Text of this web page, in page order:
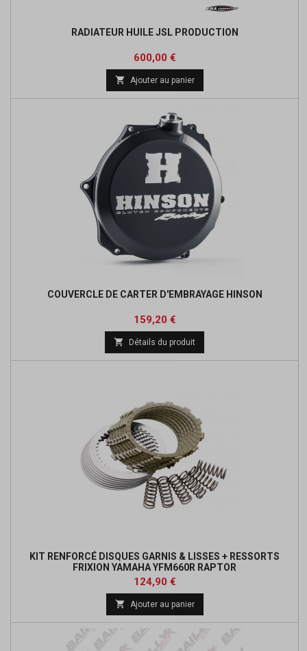
RADIATEUR HUILE JSL PRODUCTION
Prix
600,00 €
 Ajouter au panier
COUVERCLE DE CARTER D'EMBRAYAGE HINSON
Prix
159,20 €Prix
de
base
 Détails du produit
KIT RENFORCÉ DISQUES GARNIS & LISSES + RESSORTS
FRIXION YAMAHA YFM660R RAPTOR
Prix
124,90 €
 Ajouter au panier